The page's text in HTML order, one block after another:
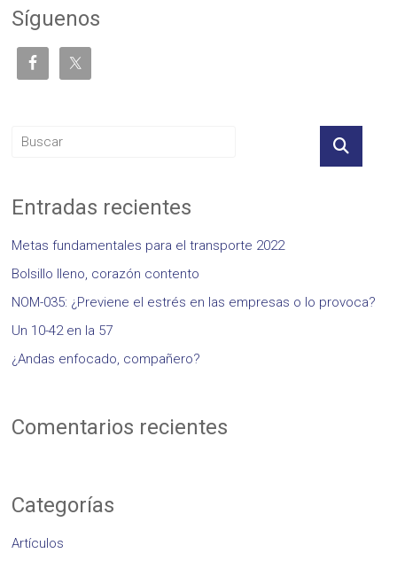
Síguenos
Entradas recientes
Metas fundamentales para el transporte 2022
Bolsillo lleno, corazón contento
NOM-035: ¿Previene el estrés en las empresas o lo provoca?
Un 10-42 en la 57
¿Andas enfocado, compañero?
Comentarios recientes
Categorías
Artículos